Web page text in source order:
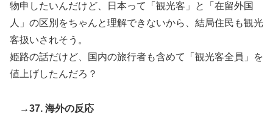
物申したいんだけど、日本って「観光客」と「在留外国
人」の区別をちゃんと理解できないから、結局住民も観光
客扱いされそう。
姫路の話だけど、国内の旅行者も含めて「観光客全員」を
値上げしたんだろ？
→37. 海外の反応